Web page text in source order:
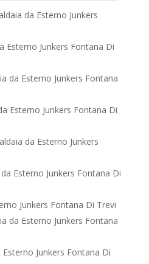
da Esterno Junkers
Esterno Junkers Fontana Di
da Esterno Junkers Fontana
Esterno Junkers Fontana Di
da Esterno Junkers
Esterno Junkers Fontana Di
Junkers Fontana Di Trevi
da Esterno Junkers Fontana
Esterno Junkers Fontana Di